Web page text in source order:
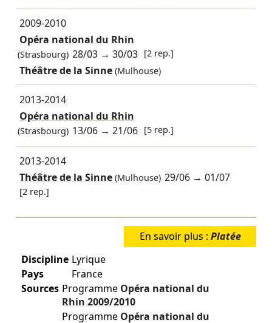
2009-2010
Opéra national du Rhin
(Strasbourg) 28/03 →30/03 [2 rep.]
Théâtre de la Sinne (Mulhouse)
2013-2014
Opéra national du Rhin
(Strasbourg) 13/06 →21/06 [5 rep.]
2013-2014
Théâtre de la Sinne(Mulhouse) 29/06 →01/07
[2 rep.]
En savoir plus : Platée
Discipline Lyrique
Pays
France
Sources Programme Opéra national du
Rhin 2009/2010
Programme Opéra national du